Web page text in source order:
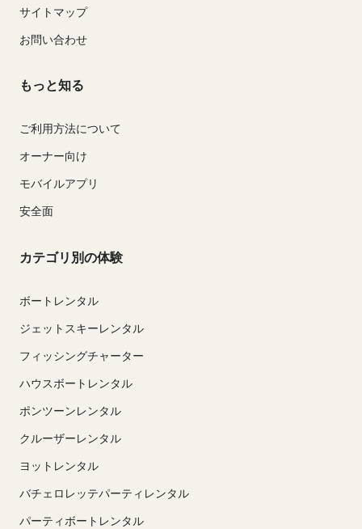
サイトマップ
お問い合わせ
もっと知る
ご利用方法について
オーナー向け
モバイルアプリ
安全面
カテゴリ別の体験
ボートレンタル
ジェットスキーレンタル
フィッシングチャーター
ハウスボートレンタル
ポンツーンレンタル
クルーザーレンタル
ヨットレンタル
バチェロレッテパーティレンタル
パーティボートレンタル